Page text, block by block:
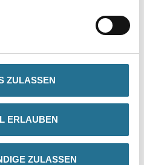
ZULASSEN
ERLAUBEN
ZULASSEN